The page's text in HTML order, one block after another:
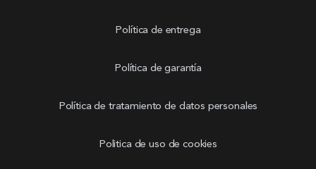
Política de entrega
Política de garantía
Política de tratamiento de datos personales
Politica de uso de cookies